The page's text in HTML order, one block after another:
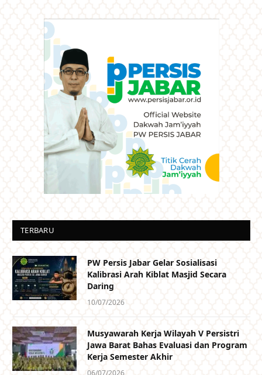
TERBARU
PW Persis Jabar Gelar Sosialisasi
Kalibrasi Arah Kiblat Masjid Secara
Daring
10/07/2026
Musyawarah Kerja Wilayah V Persistri
Jawa Barat Bahas Evaluasi dan Program
Kerja Semester Akhir
06/07/2026